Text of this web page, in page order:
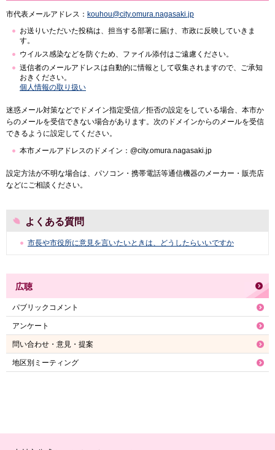
市代表メールアドレス： kouhou@city.omura.nagasaki.jp
お送りいただいた投稿は、担当する部署に届け、市政に反映していきま
す。
ウイルス感染などを防ぐため、ファイル添付はご遠慮ください。
送信者のメールアドレスは自動的に情報として収集されますので、ご承知
おきください。
個人情報の取り扱い
迷惑メール対策などでドメイン指定受信／拒否の設定をしている場合、本市か
らのメールを受信できない場合があります。次のドメインからのメールを受信
できるように設定してください。
本市メールアドレスのドメイン：@city.omura.nagasaki.jp
設定方法が不明な場合は、パソコン・携帯電話等通信機器のメーカー・販売店
などにご相談ください。
よくある質問
市長や市役所に意見を言いたいときは、どうしたらいいですか
広聴
パブリックコメント
アンケート
問い合わせ・意見・提案
地区別ミーティング